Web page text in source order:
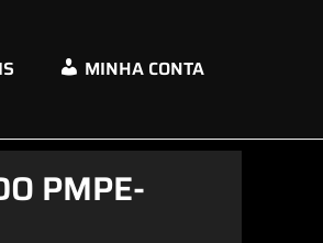
MINHA CONTA
PMPE-